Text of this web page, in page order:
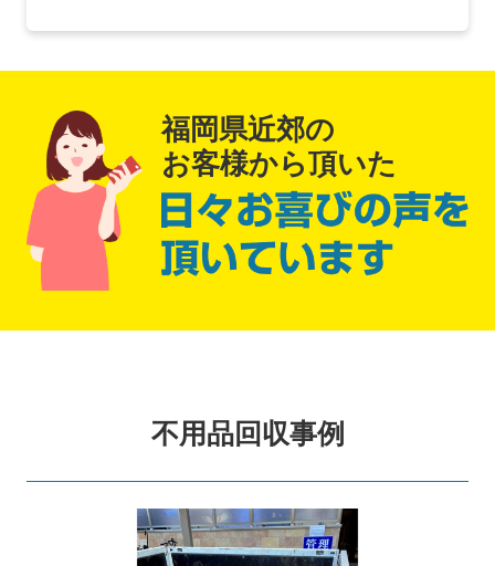
福岡県近郊の
お客様から頂いた
不用品回収事例